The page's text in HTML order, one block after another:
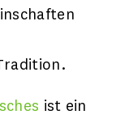
ist ein